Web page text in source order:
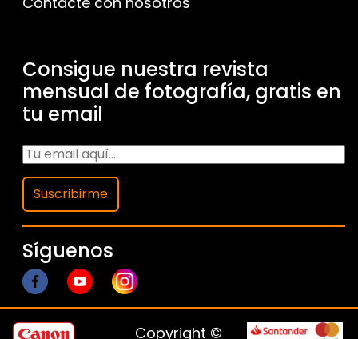
Consigue nuestra revista
mensual de fotografía, gratis en
tu email
Suscribirme
Síguenos
Copyright ©